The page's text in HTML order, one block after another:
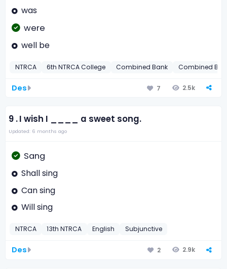
was
were
well be
NTRCA 6th NTRCA College Combined Bank Combined
Des 7 2.5k
9 .I wish I ____ a sweet song.
Updated: 6 months ago
Sang
Shall sing
Can sing
Will sing
NTRCA 13th NTRCA English Subjunctive
Des 2 2.9k